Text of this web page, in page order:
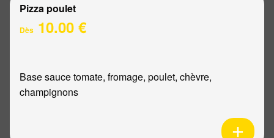
Pizza poulet
Dès 10.00 €
Base sauce tomate, fromage, poulet, chèvre,
champignons